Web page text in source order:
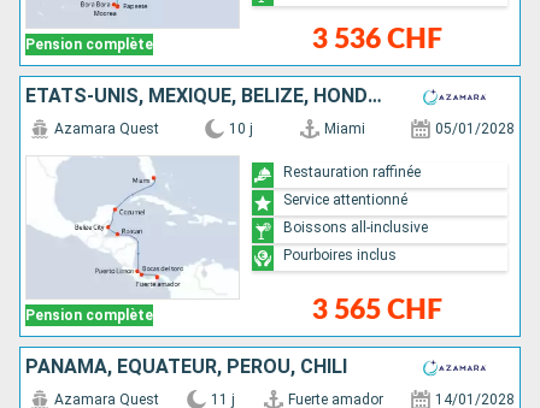
Pension complète 3 536 CHF
ÉTATS-UNIS, MEXIQUE, BELIZE, HONDURAS, COSTA RICA, PANAMA
Pension complète
Azamara Quest 10 j Miami 05/01/2028
3 565 CHF
Restauration raffinée
Service attentionné
Boissons all-inclusive
Pourboires inclus
PANAMA, ÉQUATEUR, PÉROU, CHILI
Azamara Quest 11 j Fuerte amador 14/01/2028